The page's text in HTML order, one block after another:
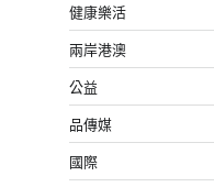
健康樂活
兩岸港澳
公益
品傳媒
國際